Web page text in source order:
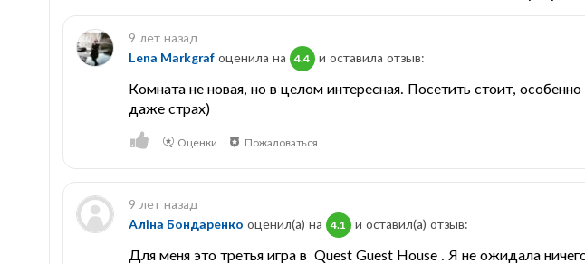
9 лет назад
Lena Markgrafоценила на 4.4 и оставила отзыв:
Комната не новая, но в целом интересная. Посетить стоит,
даже страх)
Оценки Пожаловаться
9 лет назад
Аліна Бондаренко оценил(а) на 4.1 и оставил(a) отзыв:
Для меня это третья игра в Quest Guest House . Я не ожидала